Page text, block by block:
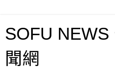
SOFU
聞網